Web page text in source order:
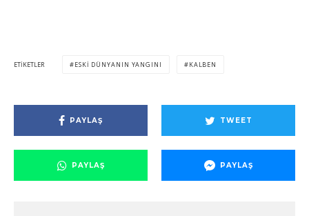
ETIKETLER ESKI DÜNYANIN YANGINI KALBEN
PAYLAŞ TWEET
PAYLAŞ PAYLAŞ